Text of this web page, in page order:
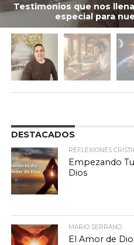
Testimonios que nos
especial para
DESTACADOS
REFLEXIONES
Empezando
Dios
MARIO SERRANO
El Amor de